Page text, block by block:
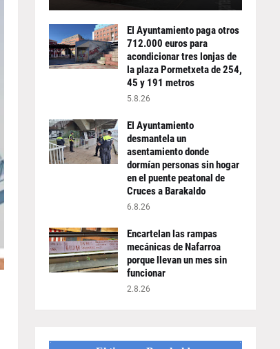
El Ayuntamiento paga otros
712.000 euros para
acondicionar tres lonjas de
la plaza Pormetxeta de 254,
45 y 191 metros
5.8.26
El Ayuntamiento
desmantela un
asentamiento donde
dormían personas sin hogar
en el puente peatonal de
Cruces a Barakaldo
6.8.26
Encartelan las rampas
mecánicas de Nafarroa
porque llevan un mes sin
funcionar
2.8.26